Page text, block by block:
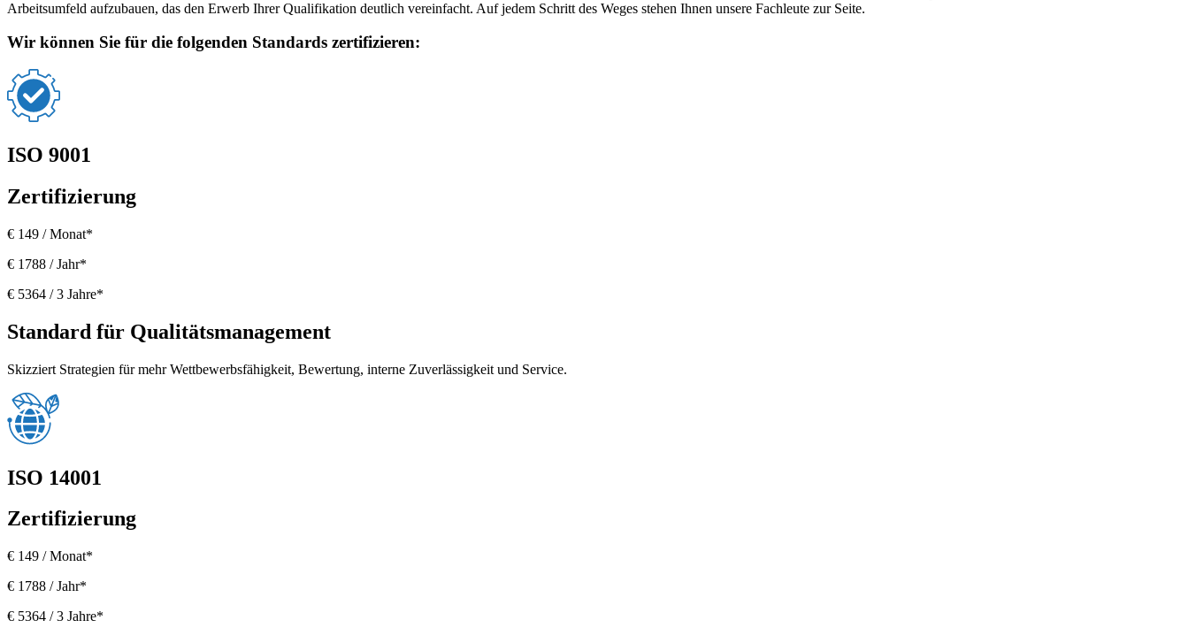
Arbeitsumfeld aufzubauen, das den Erwerb Ihrer Qualifikation deutlich vereinfacht. Auf jedem Schritt des Weges stehen Ihnen unsere Fachleute zur Seite.
Wir können Sie für die folgenden Standards zertifizieren:
ISO 9001
Zertifizierung
€ 149 / Monat*
€ 1788 / Jahr*
€ 5364 / 3 Jahre*
Standard für Qualitätsmanagement
Skizziert Strategien für mehr Wettbewerbsfähigkeit, Bewertung, interne Zuverlässigkeit und Service.
ISO 14001
Zertifizierung
€ 149 / Monat*
€ 1788 / Jahr*
€ 5364 / 3 Jahre*